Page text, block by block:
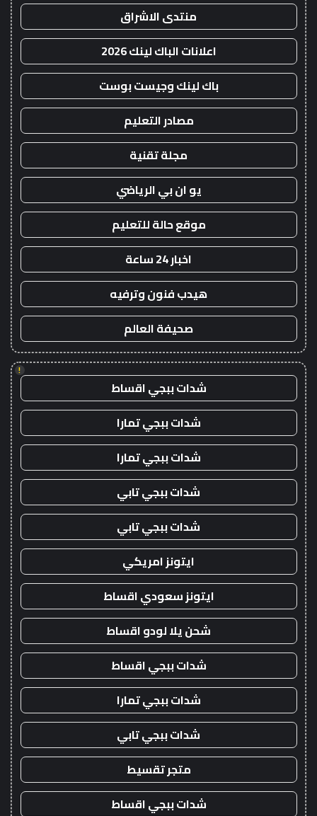
منتدى الاشراق
اعلانات الباك لينك 2026
باك لينك وجيست بوست
مصادر التعليم
مجلة تقنية
يو ان بي الرياضي
موقع حالة للتعليم
اخبار 24 ساعة
هيدب فنون وترفيه
صحيفة العالم
!
شدات ببجي اقساط
شدات ببجي تمارا
شدات ببجي تمارا
شدات ببجي تابي
شدات ببجي تابي
ايتونز امريكي
ايتونز سعودي اقساط
شحن يلا لودو اقساط
شدات ببجي اقساط
شدات ببجي تمارا
شدات ببجي تابي
متجر تقسيط
شدات ببجي اقساط